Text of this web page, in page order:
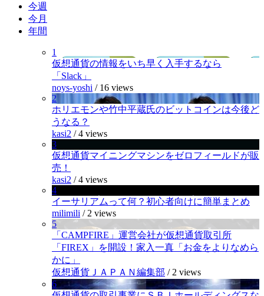
今週
今月
年間
1
仮想通貨の情報をいち早く入手するなら
「Slack」
noys-yoshi / 16 views
2
ホリエモンや竹中平蔵氏のビットコインは今後ど
うなる？
kasi2 /4 views
3
仮想通貨マイニングマシンをゼロフィールドが販
売！
kasi2 /4 views
4
イーサリアムって何？初心者向けに簡単まとめ
milimili / 2 views
5
「CAMPFIRE」運営会社が仮想通貨取引所
「FIREX」を開設！家入一真「お金をよりなめら
かに」
仮想通貨ＪＡＰＡＮ編集部 / 2 views
6